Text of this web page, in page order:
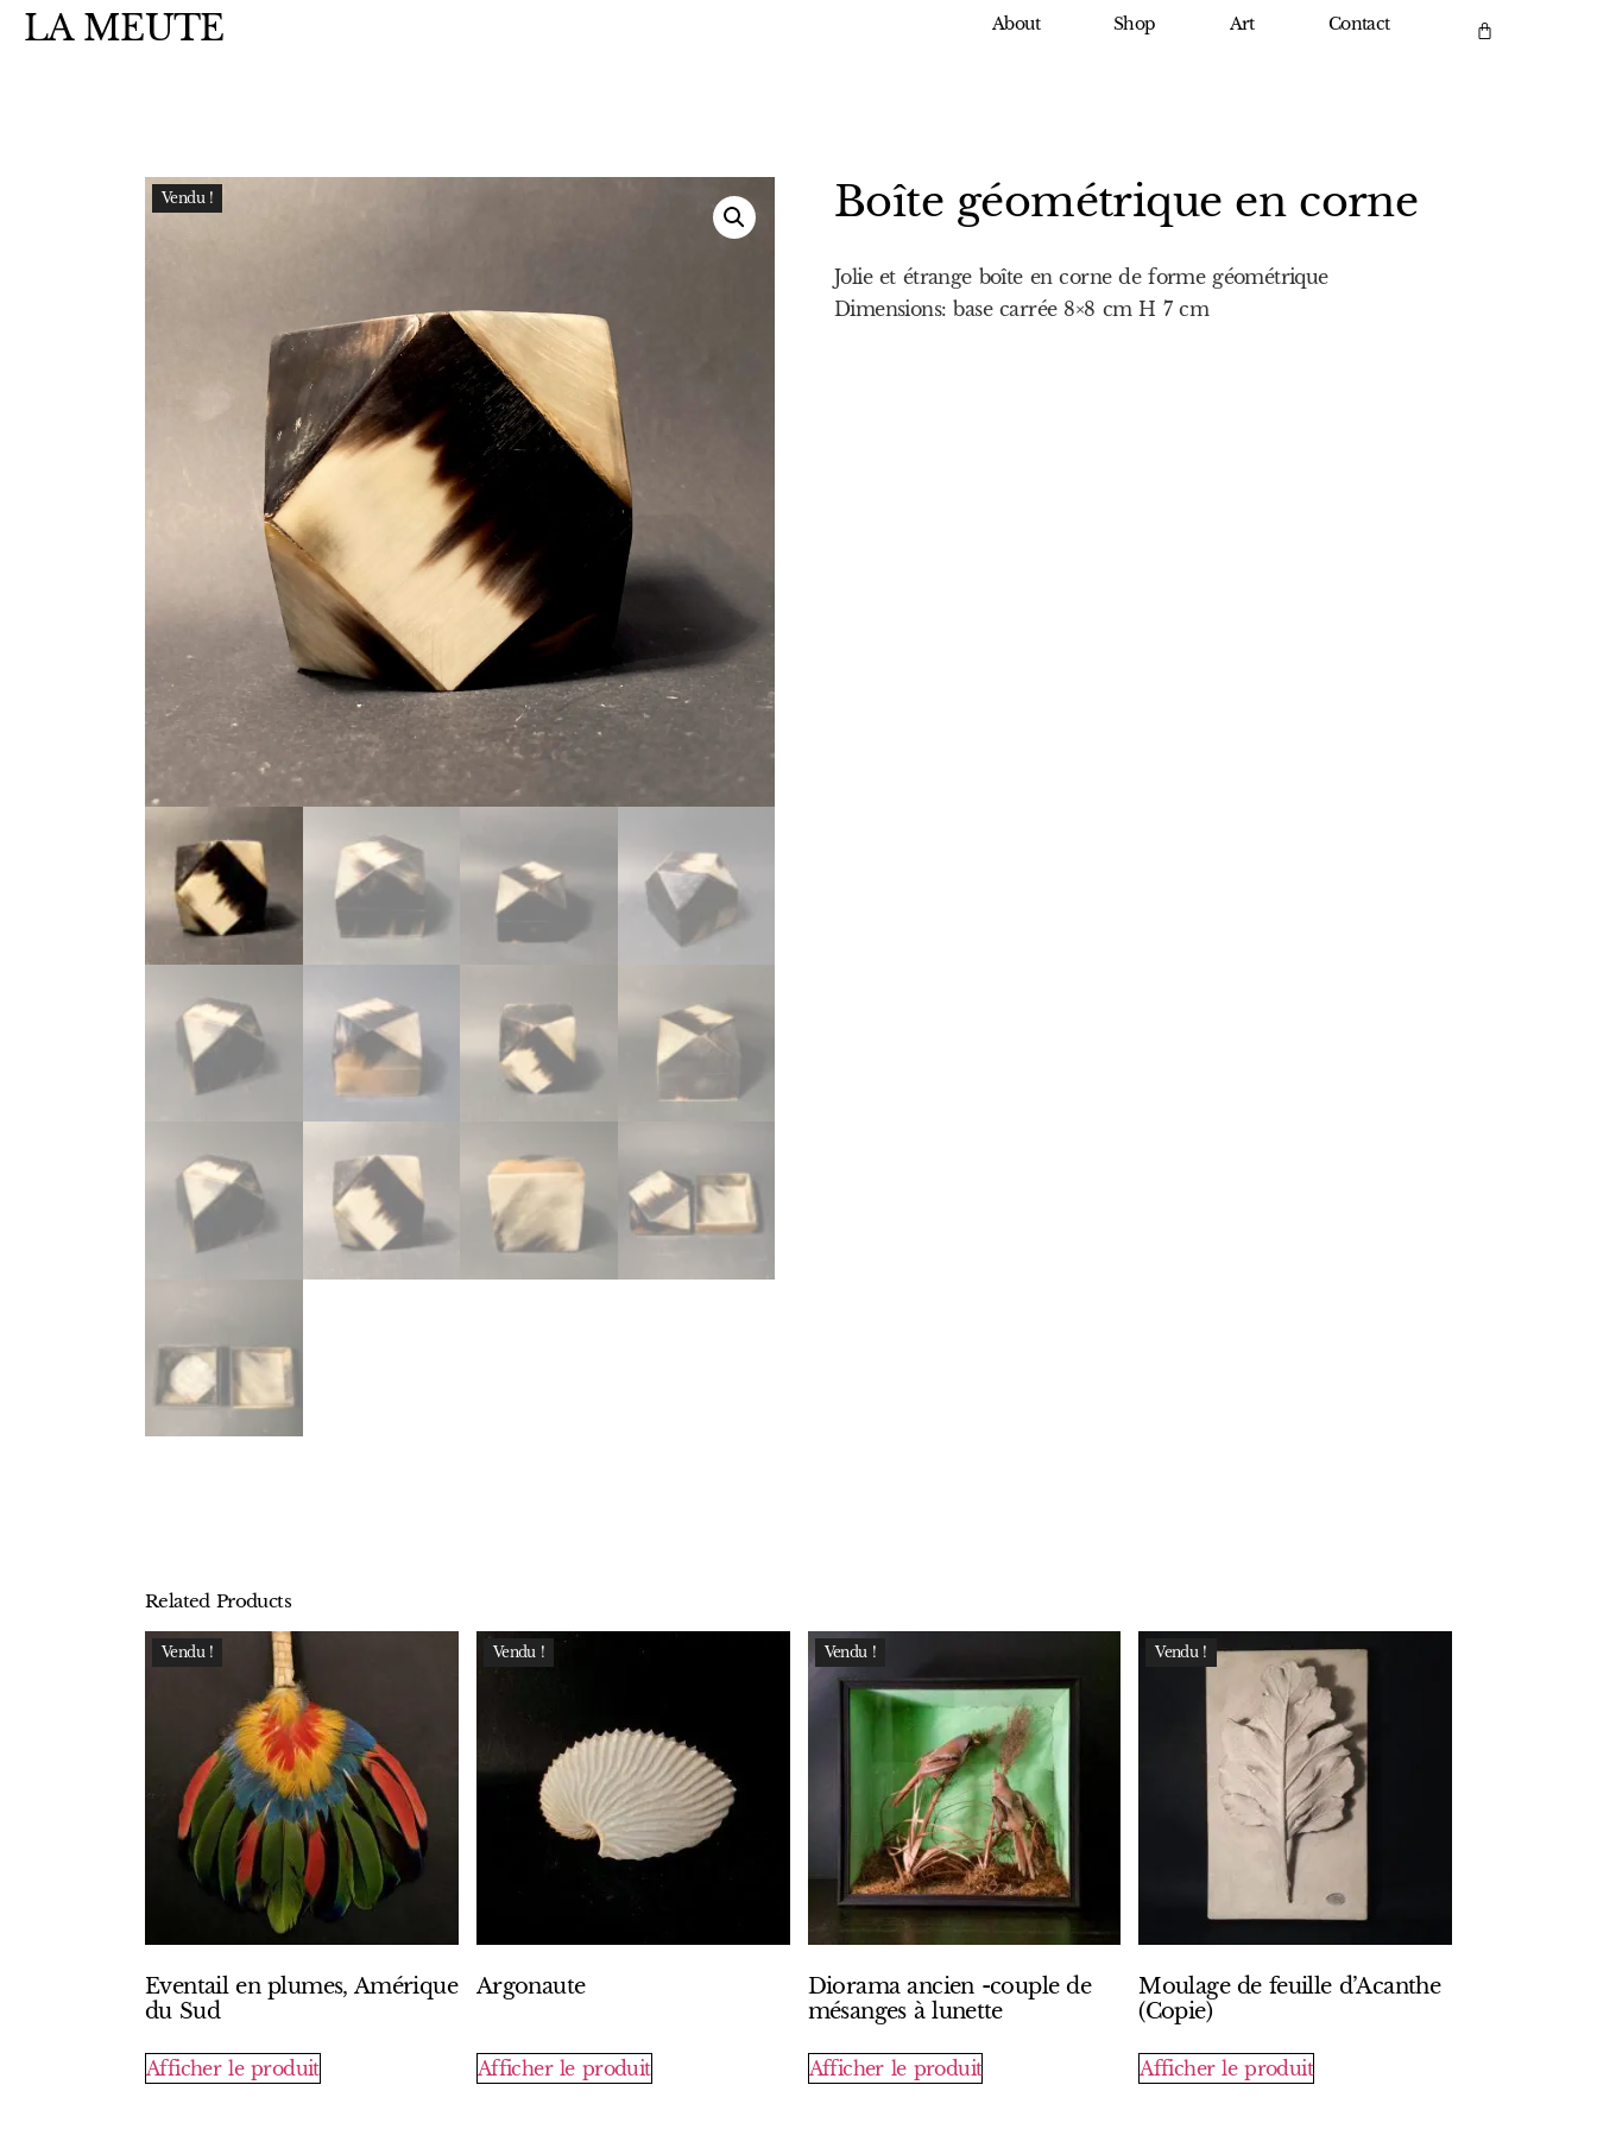
LA MEUTE About Shop Art Contact
Vendu ! Boîte géométrique en corne
Jolie et étrange boîte en corne de forme géométrique
Dimensions: base carrée 8×8 cm H 7 cm
Related Products
Vendu !
Eventail en plumes, Amérique
du Sud
Afficher le produit
Vendu !
Argonaute
Afficher le produit
Vendu !
Diorama ancien -couple de
mésanges à lunette
Afficher le produit
Vendu !
Moulage de feuille d’Acanthe
(Copie)
Afficher le produit